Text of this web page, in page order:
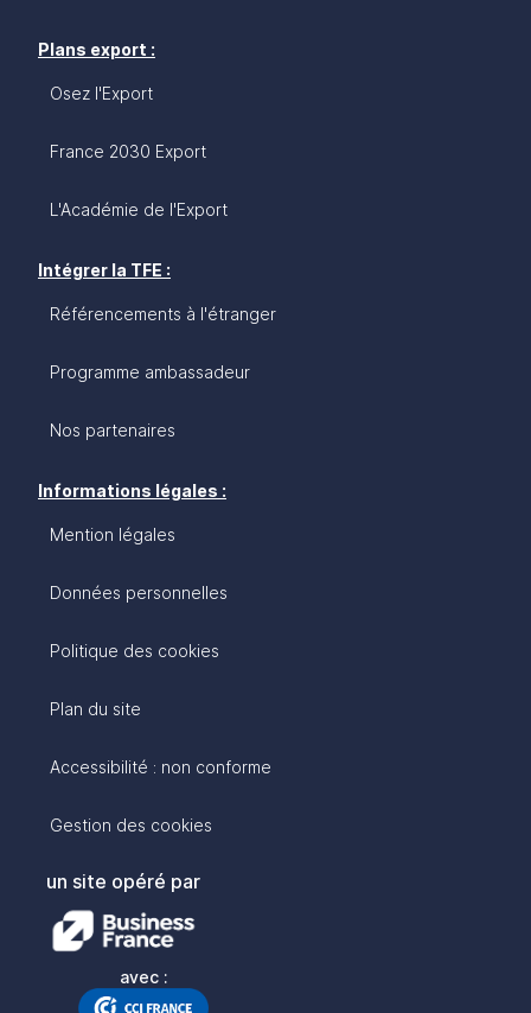
Plans export :
Osez l'Export
France 2030 Export
L'Académie de l'Export
Intégrer la TFE :
Référencements à l'étranger
Programme ambassadeur
Nos partenaires
Informations légales :
Mention légales
Données personnelles
Politique des cookies
Plan du site
Accessibilité : non conforme
Gestion des cookies
un site opéré par
avec :